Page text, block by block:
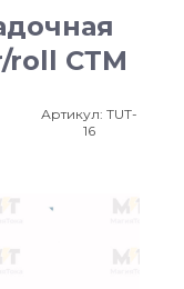
roll СТМ
Артикул: TUT-
16